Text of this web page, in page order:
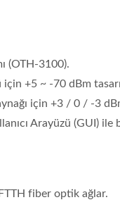
(OTH-3100).
+5 ~ -70 dBm
için +3 / 0 / -3
Arayüzü (GUI) ile
fiber optik ağlar.